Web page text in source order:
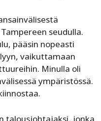
seudulla.
pääsin nopeasti
vaikuttamaan
Minulla oli
ympäristössä.
talousjohtajaksi, jonka